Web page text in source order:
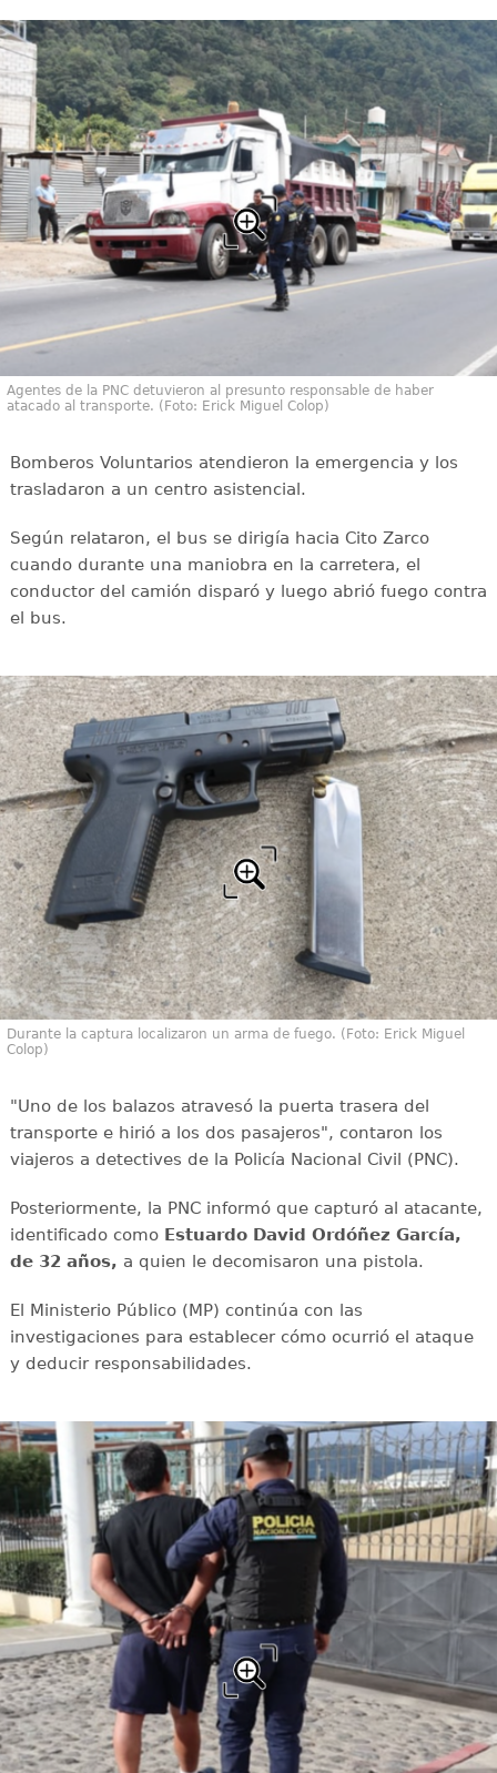
Agentes de la PNC detuvieron al presunto responsable de haber
atacado al transporte. (Foto: Erick Miguel Colop)
Bomberos Voluntarios atendieron la emergencia y los
trasladaron a un centro asistencial.
Según relataron, el bus se dirigía hacia Cito Zarco
cuando durante una maniobra en la carretera, el
conductor del camión disparó y luego abrió fuego contra
el bus.
Durante la captura localizaron un arma de fuego. (Foto: Erick Miguel
Colop)
"Uno de los balazos atravesó la puerta trasera del
transporte e hirió a los dos pasajeros", contaron los
viajeros a detectives de la Policía Nacional Civil (PNC).
Posteriormente, la PNC informó que capturó al atacante,
identificado como Estuardo David Ordóñez García,
de 32 años, a quien le decomisaron una pistola.
El Ministerio Público (MP) continúa con las
investigaciones para establecer cómo ocurrió el ataque
y deducir responsabilidades.